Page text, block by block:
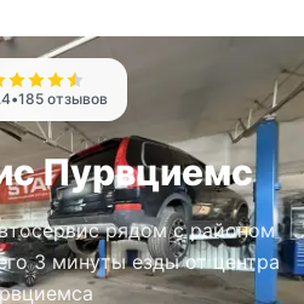
•185 отзывов
Пурвциемс
рядом с районом
3 минуты езды от центра